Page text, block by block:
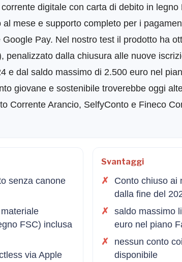
digitale con carta di debito in legno
al mese e supporto completo per i
Pay. Nel nostro test il prodotto ha
penalizzato dalla chiusura alle nuove
e dal saldo massimo di 2.500 euro nel
giovane e sostenibile troverebbe oggi
Corrente Arancio, SelfyConto e Fineco
senza canone
FSC) inclusa
via Apple
Svantaggi
Conto chiuso ai
dalla fine del
saldo massimo
euro nel piano
nessun conto
disponibile